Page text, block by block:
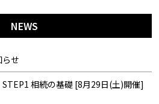
NEWS
せ
STEP1 相続の基礎 [8月29日(土)開催]